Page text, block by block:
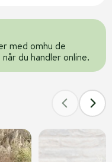
med omhu de
du handler online.